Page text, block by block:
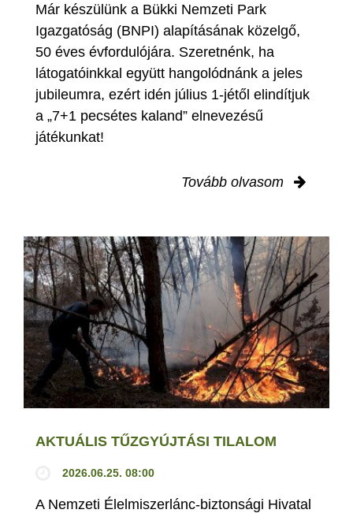
Már készülünk a Bükki Nemzeti Park
Igazgatóság (BNPI) alapításának közelgő,
50 éves évfordulójára. Szeretnénk, ha
látogatóinkkal együtt hangolódnánk a jeles
jubileumra, ezért idén július 1-jétől elindítjuk
a „7+1 pecsétes kaland” elnevezésű
játékunkat!
Tovább olvasom
AKTUÁLIS TŰZGYÚJTÁSI TILALOM
2026.06.25. 08:00
A Nemzeti Élelmiszerlánc-biztonsági Hivatal